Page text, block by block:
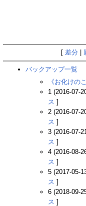
[ 差分
バックアップ一覧
《お化けの
1 (2016-07-
ス ]
2 (2016-07-
ス ]
3 (2016-07-
ス ]
4 (2016-08-
ス ]
5 (2017-05-
ス ]
6 (2018-09-
ス ]